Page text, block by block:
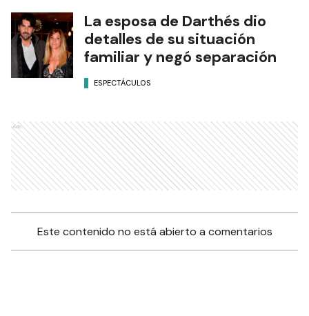
La esposa de Darthés dio
detalles de su situación
familiar y negó separación
ESPECTÁCULOS
Ads
Este contenido no está abierto a comentarios